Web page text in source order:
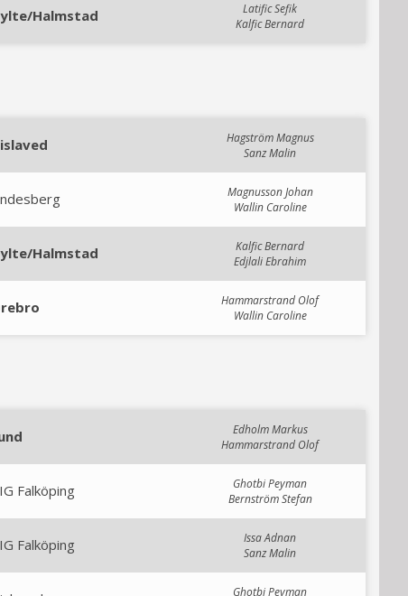
Halmstad
Latific Sefik
Kalfic Bernard
Hagström Magnus
Sanz Malin
Magnusson Johan
Wallin Caroline
Halmstad
Kalfic Bernard
Edjlali Ebrahim
Hammarstrand Olof
Wallin Caroline
Edholm Markus
Hammarstrand Olof
Falköping
Ghotbi Peyman
Bernström Stefan
Falköping
Issa Adnan
Sanz Malin
Ghotbi Peyman